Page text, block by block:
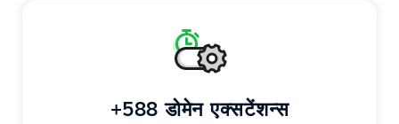
+588 डोमेन एक्सटेंशन्स